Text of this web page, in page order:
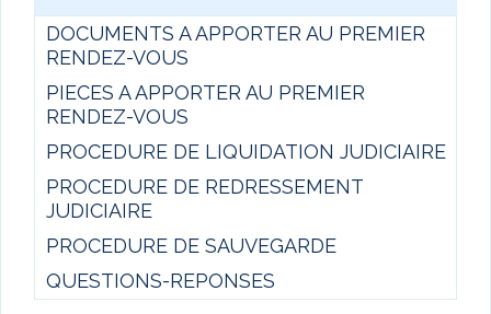
DOCUMENTS A APPORTER AU PREMIER
RENDEZ-VOUS
PIECES A APPORTER AU PREMIER
RENDEZ-VOUS
PROCEDURE DE LIQUIDATION JUDICIAIRE
PROCEDURE DE REDRESSEMENT
JUDICIAIRE
PROCEDURE DE SAUVEGARDE
QUESTIONS-REPONSES